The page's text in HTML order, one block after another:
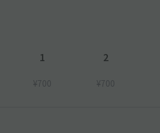
1
¥700
2
¥700